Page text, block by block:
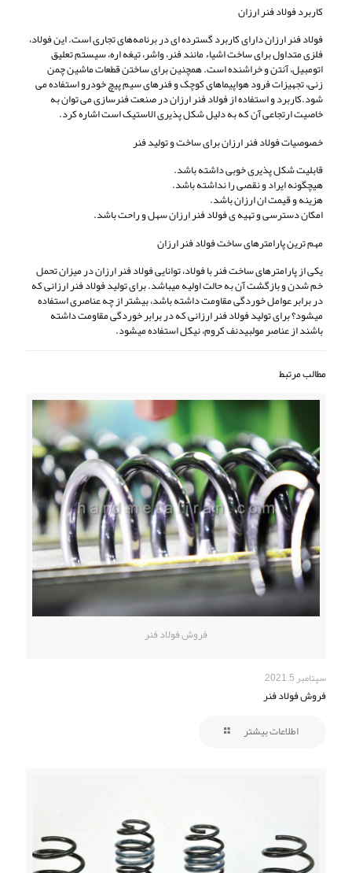
کاربرد فولاد فنر ارزان
فولاد فنر ارزان دارای کاربرد گسترده ای در برنامه‌های تجاری است. این فولاد،
فلزی متداول برای ساخت اشیاء مانند فنر، واشر، تیغه اره، سیستم تعلیق
اتومبیل، آنتن و خراشنده است. همچنین برای ساختن قطعات ماشین چمن
زنی، تجهیزات فرود هواپیماهای کوچک و فنرهای سیم پیچ خودرو استفاده می
شود.کاربرد و استفاده از فولاد فنر ارزان در صنعت فنرسازی می توان به
خاصیت ارتجاعی آن که به دلیل شکل پذیری الاستیک است اشاره کرد.
خصوصیات فولاد فنر ارزان برای ساخت و تولید فنر
قابلیت شکل پذیری خوبی داشته باشد.
هیچگونه ایراد و نقصی را نداشته باشد.
هزینه و قیمت ان ارزان باشد.
امکان دسترسی و تهیه ی فولاد فنر ارزان سهل و راحت باشد.
مهم ترین پارامترهای ساخت فولاد فنر ارزان
یکی از پارامترهای ساخت فنر با فولاد، توانایی فولاد فنر ارزان در میزان تحمل
خم شدن و بازگشت آن به حالت اولیه میباشد. برای تولید فولاد فنر ارزانی که
در برابر عوامل خوردگی مقاومت داشته باشد، بیشتر از چه عناصری استفاده
میشود؟ برای تولید فولاد فنر ارزانی که در برابر خوردگی مقاومت داشته
باشند از عناصر مولبیدنف کروم، نیکل استفاده میشود.
مطالب مرتبط
فروش فولاد فنر
سپتامبر 5, 2021
فروش فولاد فنر
اطلاعات بیشتر